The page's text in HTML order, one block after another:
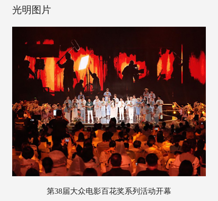
光明图片
第38届大众电影百花奖系列活动开幕